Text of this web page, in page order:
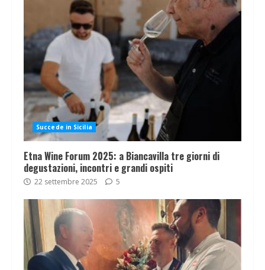
Succede in Sicilia
Etna Wine Forum 2025: a Biancavilla tre giorni di
degustazioni, incontri e grandi ospiti
22 settembre 2025 5